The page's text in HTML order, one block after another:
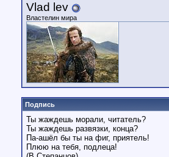
Vlad lev
Властелин мира
Подпись
Ты жаждешь морали, читатель?
Ты жаждешь развязки, конца?
Па-ашёл бы ты на фиг, приятель!
Плюю на тебя, подлеца!